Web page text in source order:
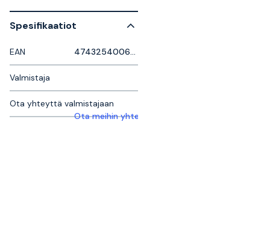
Spesifikaatiot
EAN
Valmistaja
Ota yhteyttä valmistajaan
Ota meihin yhteyttä saadaksesi lisätietoja